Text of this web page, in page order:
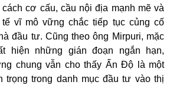
cơ cấu, cầu nội địa mạnh mẽ và
vĩ mô vững chắc tiếp tục củng cố
đầu tư. Cũng theo ông Mirpuri, mặc
hiện những gián đoạn ngắn hạn,
chung vẫn cho thấy Ấn Độ là một
trọng trong danh mục đầu tư vào thị